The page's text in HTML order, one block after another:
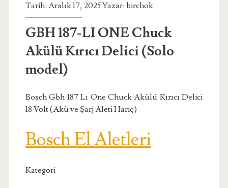
Tarih: Aralık 17, 2025 Yazar: birchok
GBH 187-LI ONE Chuck
Akülü Kırıcı Delici (Solo
model)
Bosch Gbh 187 Lı One Chuck Akülü Kırıcı Delici
18 Volt (Akü ve Şarj Aleti Hariç)
Bosch El Aletleri
Kategori